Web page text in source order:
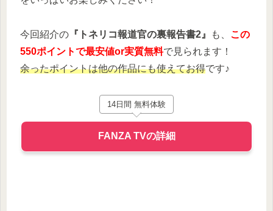
今回紹介の 『トネリコ報道官の裏報告書2』 も、 この
550ポイントで最安値or実質無料で見られます！
余ったポイントは他の作品にも使えてお得です♪
14日間 無料体験
FANZA TVの詳細